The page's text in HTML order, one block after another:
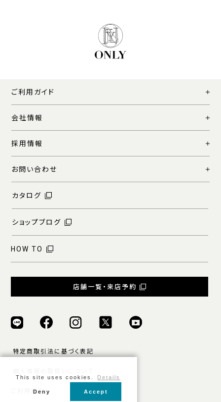
ご利用ガイド
会社情報
採用情報
お問い合わせ
カタログ
ショップブログ
HOW TO
店舗一覧・来店予約
特定商取引法に基づく表記
ご利用規約
This site uses cookies. Details
Deny Accept